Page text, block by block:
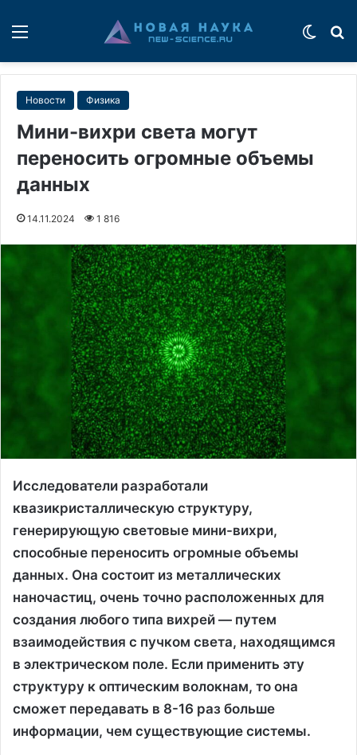
Новости Физика
Мини-вихри света могут
переносить огромные объемы
данных
14.11.2024 1 816
Исследователи разработали
квазикристаллическую структуру,
генерирующую световые мини-вихри,
способные переносить огромные объемы
данных. Она состоит из металлических
наночастиц, очень точно расположенных для
создания любого типа вихрей — путем
взаимодействия с пучком света, находящимся
в электрическом поле. Если применить эту
структуру к оптическим волокнам, то она
сможет передавать в 8-16 раз больше
информации, чем существующие системы.